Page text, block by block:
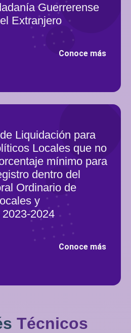
Guerrerense
Extranjero
Conoce más
Liquidación para
Locales que no
mínimo para
dentro del
Ordinario de
y
2024
Conoce más
Técnicos